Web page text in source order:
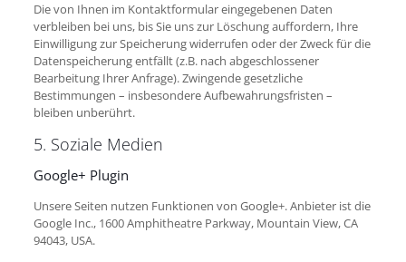
Die von Ihnen im Kontaktformular eingegebenen Daten
verbleiben bei uns, bis Sie uns zur Löschung auffordern, Ihre
Einwilligung zur Speicherung widerrufen oder der Zweck für die
Datenspeicherung entfällt (z.B. nach abgeschlossener
Bearbeitung Ihrer Anfrage). Zwingende gesetzliche
Bestimmungen – insbesondere Aufbewahrungsfristen –
bleiben unberührt.
5. Soziale Medien
Google+ Plugin
Unsere Seiten nutzen Funktionen von Google+. Anbieter ist die
Google Inc., 1600 Amphitheatre Parkway, Mountain View, CA
94043, USA.